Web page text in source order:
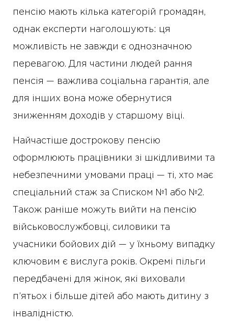
пенсію мають кілька категорій громадян,
однак експерти наголошують: ця
можливість не завжди є однозначною
перевагою. Для частини людей рання
пенсія — важлива соціальна гарантія, але
для інших вона може обернутися
зниженням доходів у старшому віці.
Найчастіше дострокову пенсію
оформлюють працівники зі шкідливими та
небезпечними умовами праці — ті, хто має
спеціальний стаж за Списком №1 або №2.
Також раніше можуть вийти на пенсію
військовослужбовці, силовики та
учасники бойових дій — у їхньому випадку
ключовим є вислуга років. Окремі пільги
передбачені для жінок, які виховали
п’ятьох і більше дітей або мають дитину з
інвалідністю.